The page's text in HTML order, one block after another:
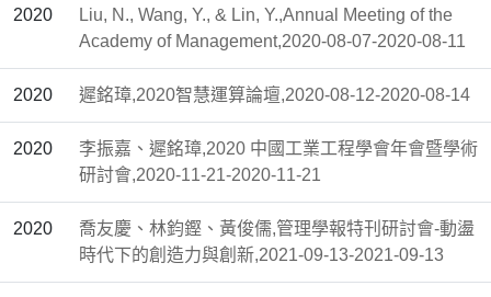
2020
Liu, N., Wang, Y., & Lin, Y.,Annual Meeting of the
Academy of Management,2020-08-07-2020-08-11
2020 遲銘璋,2020智慧運算論壇,2020-08-12-2020-08-14
2020
李振嘉、遲銘璋,2020 中國工業工程學會年會暨學術
研討會,2020-11-21-2020-11-21
2020
喬友慶、林鈞鏗、黃俊儒,管理學報特刊研討會-動盪
時代下的創造力與創新,2021-09-13-2021-09-13